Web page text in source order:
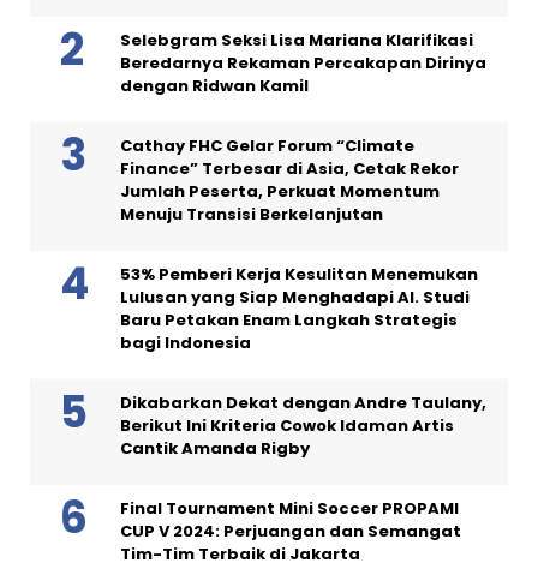
Selebgram Seksi Lisa Mariana Klarifikasi
Beredarnya Rekaman Percakapan Dirinya
dengan Ridwan Kamil
Cathay FHC Gelar Forum “Climate
Finance” Terbesar di Asia, Cetak Rekor
Jumlah Peserta, Perkuat Momentum
Menuju Transisi Berkelanjutan
53% Pemberi Kerja Kesulitan Menemukan
Lulusan yang Siap Menghadapi AI. Studi
Baru Petakan Enam Langkah Strategis
bagi Indonesia
Dikabarkan Dekat dengan Andre Taulany,
Berikut Ini Kriteria Cowok Idaman Artis
Cantik Amanda Rigby
Final Tournament Mini Soccer PROPAMI
CUP V 2024: Perjuangan dan Semangat
Tim-Tim Terbaik di Jakarta